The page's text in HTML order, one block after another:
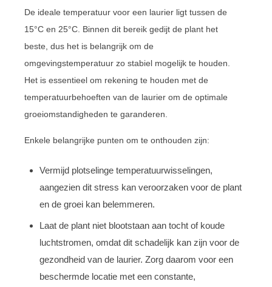
De ideale temperatuur voor een laurier ligt tussen de
15°C en 25°C. Binnen dit bereik gedijt de plant het
beste, dus het is belangrijk om de
omgevingstemperatuur zo stabiel mogelijk te houden.
Het is essentieel om rekening te houden met de
temperatuurbehoeften van de laurier om de optimale
groeiomstandigheden te garanderen.
Enkele belangrijke punten om te onthouden zijn:
Vermijd plotselinge temperatuurwisselingen,
aangezien dit stress kan veroorzaken voor de plant
en de groei kan belemmeren.
Laat de plant niet blootstaan aan tocht of koude
luchtstromen, omdat dit schadelijk kan zijn voor de
gezondheid van de laurier. Zorg daarom voor een
beschermde locatie met een constante,